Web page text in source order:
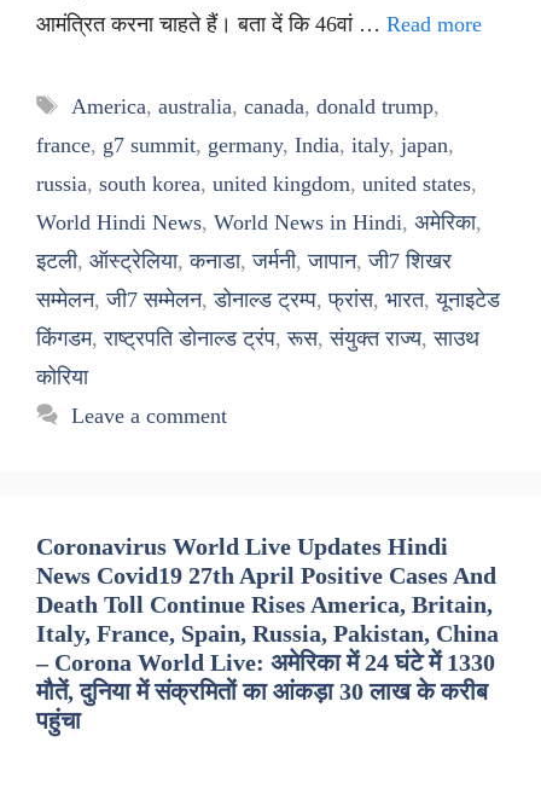
आमंत्रित करना चाहते हैं। बता दें कि 46वां … Read more
Tags
America, australia, canada, donald trump,
france, g7 summit, germany, India, italy, japan,
russia, south korea, united kingdom, united states,
World Hindi News, World News in Hindi, अमेरिका,
इटली, ऑस्ट्रेलिया,कनाडा,जर्मनी,जापान,जी7 शिखर
सम्मेलन,जी7 सम्मेलन,डोनाल्ड ट्रम्प,फ्रांस, भारत,यूनाइटेड
किंगडम,राष्ट्रपति डोनाल्ड ट्रंप,रूस,संयुक्त राज्य,साउथ
कोरिया
Leave a comment
Coronavirus World Live Updates Hindi
News Covid19 27th April Positive Cases And
Death Toll Continue Rises America, Britain,
Italy, France, Spain, Russia, Pakistan, China
– Corona World Live: अमेरिका में 24 घंटे में 1330
मौतें, दुनिया में संक्रमितों का आंकड़ा 30 लाख के करीब
पहुंचा